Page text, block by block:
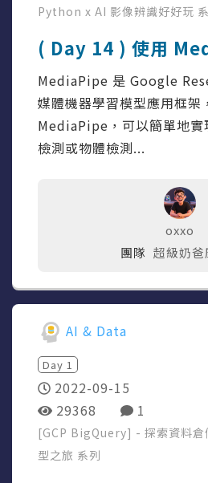
Python x AI 影像辨識好好玩
( Day 14 ) 使用
MediaPipe 是 Google
媒體機器學習模型應用框架
MediaPipe，可以簡單地實
檢測或物體檢測...
oxxo
團隊 超級奶爸
AI & Data
Day 1
2022-09-15
29368
1
[GCP BigQuery] - 探索資料倉
型之旅 系列